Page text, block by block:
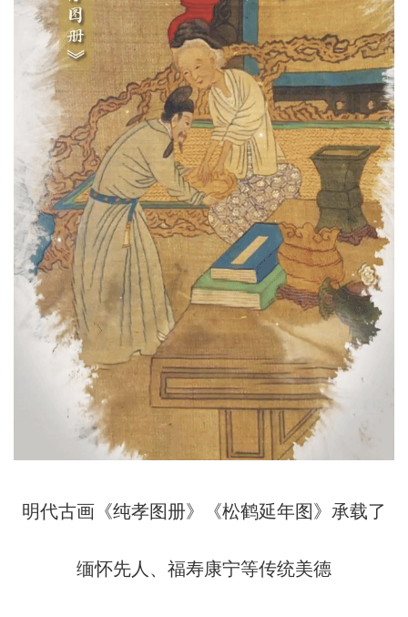
明代古画《纯孝图册》《松鹤延年图》承载了
缅怀先人、福寿康宁等传统美德